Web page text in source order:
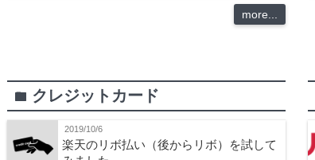
more...
folder クレジットカード
2019/10/6
楽天のリボ払い（後からリボ）を試して